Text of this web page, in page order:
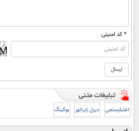
* کد امنیتی
اعتبارسنجی دیزل ژنراتور بوکینگ